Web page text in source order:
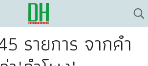
รายการ จากคำ